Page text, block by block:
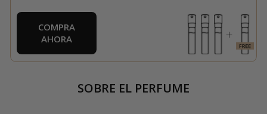
COMPRA
AHORA
SOBRE EL PERFUME